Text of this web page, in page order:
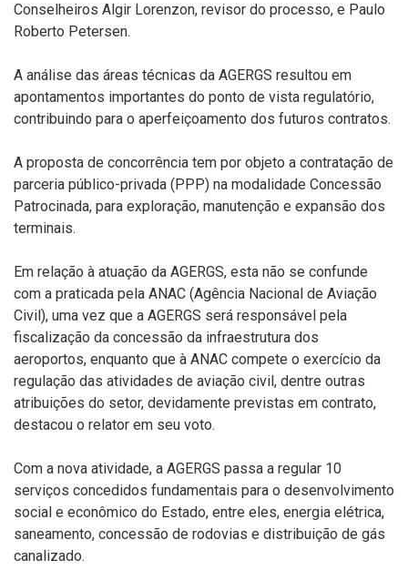
Conselheiros Algir Lorenzon, revisor do processo, e Paulo
Roberto Petersen.
A análise das áreas técnicas da AGERGS resultou em
apontamentos importantes do ponto de vista regulatório,
contribuindo para o aperfeiçoamento dos futuros contratos.
A proposta de concorrência tem por objeto a contratação de
parceria público-privada (PPP) na modalidade Concessão
Patrocinada, para exploração, manutenção e expansão dos
terminais.
Em relação à atuação da AGERGS, esta não se confunde
com a praticada pela ANAC (Agência Nacional de Aviação
Civil), uma vez que a AGERGS será responsável pela
fiscalização da concessão da infraestrutura dos
aeroportos, enquanto que à ANAC compete o exercício da
regulação das atividades de aviação civil, dentre outras
atribuições do setor, devidamente previstas em contrato,
destacou o relator em seu voto.
Com a nova atividade, a AGERGS passa a regular 10
serviços concedidos fundamentais para o desenvolvimento
social e econômico do Estado, entre eles, energia elétrica,
saneamento, concessão de rodovias e distribuição de gás
canalizado.